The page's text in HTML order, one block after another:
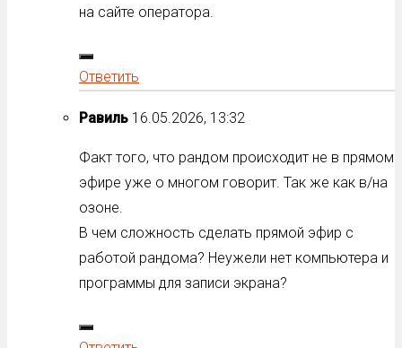
на сайте оператора.
Ответить
Равиль 16.05.2026, 13:32
Факт того, что рандом происходит не в прямом
эфире уже о многом говорит. Так же как в/на
озоне.
В чем сложность сделать прямой эфир с
работой рандома? Неужели нет компьютера и
программы для записи экрана?